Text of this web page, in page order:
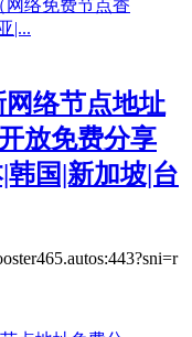
网络节点地址
放免费分享
韩国|新加坡|台